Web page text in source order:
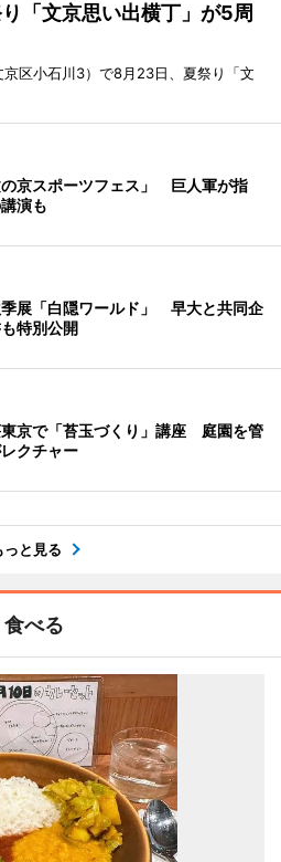
「文京思い出横丁」が5周
区小石川3）で8月23日、夏祭り「文
京スポーツフェス」 巨人軍が指
演も
展「白隠ワールド」 早大と共同企
特別公開
京で「苔玉づくり」講座 庭園を管
クチャー
っと見る
食べる